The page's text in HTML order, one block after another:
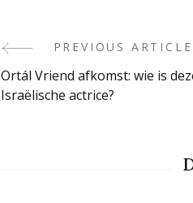
Post
Navigation
PREVIOUS ARTICLE
Ortál Vriend afkomst: wie is
Israëlische actrice?